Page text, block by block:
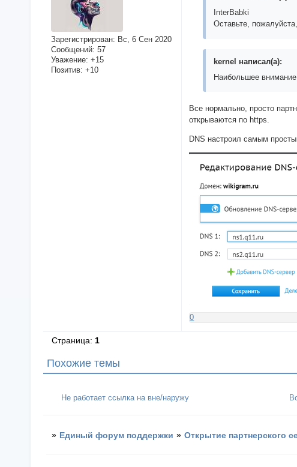
Зарегистрирован: Вс, 6 Сен 2020
Сообщений: 57
Уважение: +15
Позитив: +10
InterBabki
Оставьте,
kernel написал(а):
Наибольшее
Все нормально, просто
открываются по https.
DNS настроил самым
0
Страница: 1
Похожие темы
Не работает ссылка на вне/наружу
» Единый форум поддержки » Открытие партнерского